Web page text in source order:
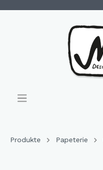
Produkte Papeterie